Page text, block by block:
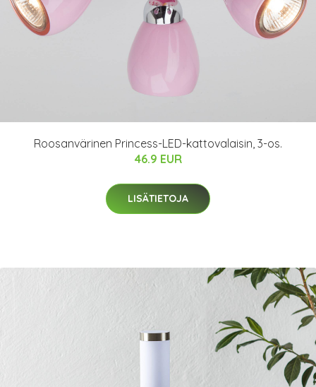
Roosanvärinen Princess-LED-kattovalaisin, 3-os.
46.9 EUR
LISÄTIETOJA